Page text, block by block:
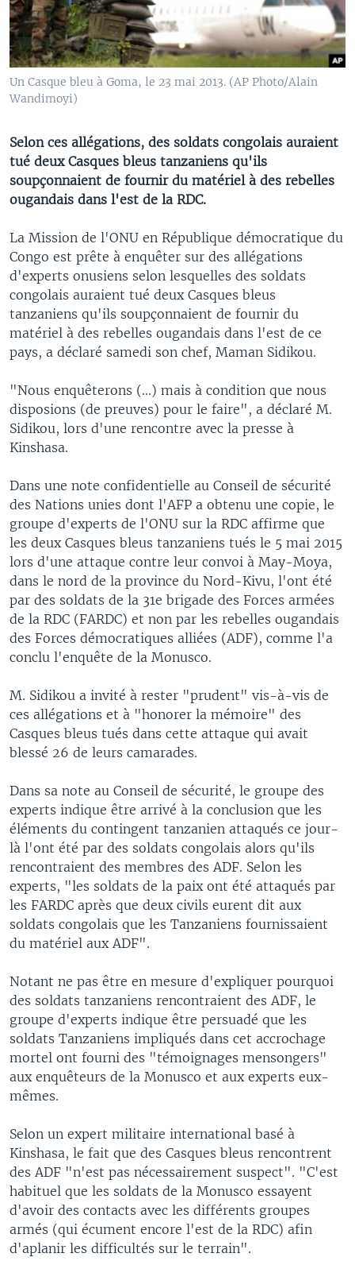
Un Casque bleu à Goma, le 23 mai 2013. (AP Photo/Alain
Wandimoyi)
Selon ces allégations, des soldats congolais auraient
tué deux Casques bleus tanzaniens qu'ils
soupçonnaient de fournir du matériel à des rebelles
ougandais dans l'est de la RDC.
La Mission de l'ONU en République démocratique du
Congo est prête à enquêter sur des allégations
d'experts onusiens selon lesquelles des soldats
congolais auraient tué deux Casques bleus
tanzaniens qu'ils soupçonnaient de fournir du
matériel à des rebelles ougandais dans l'est de ce
pays, a déclaré samedi son chef, Maman Sidikou.
"Nous enquêterons (...) mais à condition que nous
disposions (de preuves) pour le faire", a déclaré M.
Sidikou, lors d'une rencontre avec la presse à
Kinshasa.
Dans une note confidentielle au Conseil de sécurité
des Nations unies dont l'AFP a obtenu une copie, le
groupe d'experts de l'ONU sur la RDC affirme que
les deux Casques bleus tanzaniens tués le 5 mai 2015
lors d'une attaque contre leur convoi à May-Moya,
dans le nord de la province du Nord-Kivu, l'ont été
par des soldats de la 31e brigade des Forces armées
de la RDC (FARDC) et non par les rebelles ougandais
des Forces démocratiques alliées (ADF), comme l'a
conclu l'enquête de la Monusco.
M. Sidikou a invité à rester "prudent" vis-à-vis de
ces allégations et à "honorer la mémoire" des
Casques bleus tués dans cette attaque qui avait
blessé 26 de leurs camarades.
Dans sa note au Conseil de sécurité, le groupe des
experts indique être arrivé à la conclusion que les
éléments du contingent tanzanien attaqués ce jour-
là l'ont été par des soldats congolais alors qu'ils
rencontraient des membres des ADF. Selon les
experts, "les soldats de la paix ont été attaqués par
les FARDC après que deux civils eurent dit aux
soldats congolais que les Tanzaniens fournissaient
du matériel aux ADF".
Notant ne pas être en mesure d'expliquer pourquoi
des soldats tanzaniens rencontraient des ADF, le
groupe d'experts indique être persuadé que les
soldats Tanzaniens impliqués dans cet accrochage
mortel ont fourni des "témoignages mensongers"
aux enquêteurs de la Monusco et aux experts eux-
mêmes.
Selon un expert militaire international basé à
Kinshasa, le fait que des Casques bleus rencontrent
des ADF "n'est pas nécessairement suspect". "C'est
habituel que les soldats de la Monusco essayent
d'avoir des contacts avec les différents groupes
armés (qui écument encore l'est de la RDC) afin
d'aplanir les difficultés sur le terrain".